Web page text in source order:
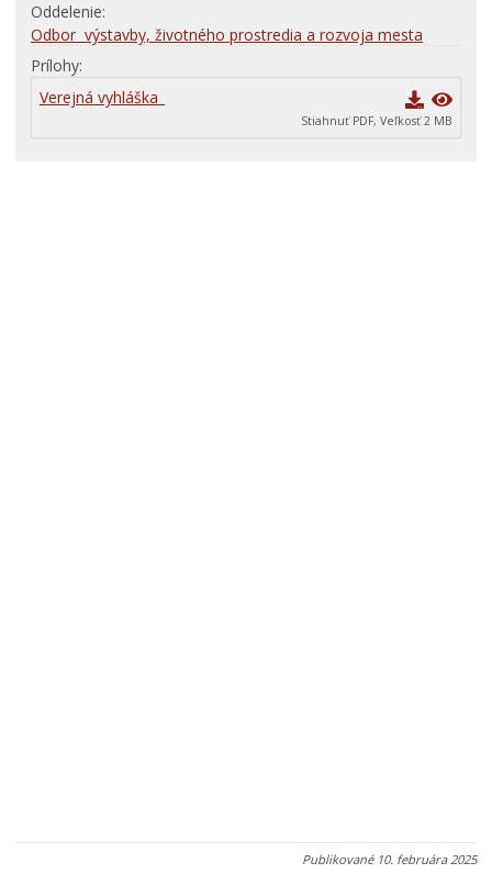
Oddelenie
Odbor výstavby, životného prostredia a rozvoja mesta
Prílohy
Verejná vyhláška_
Stiahnuť PDF, Veľkosť 2 MB
Publikované 10. februára 2025